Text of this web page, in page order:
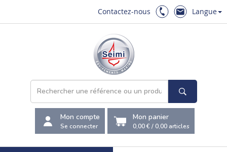
Contactez-nous Langue
Mon compte
Se connecter
Mon panier
0,00 €/0,00 articles